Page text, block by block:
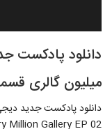
دانلود پادکست
میلیون گالری